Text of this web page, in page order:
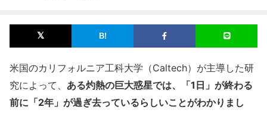
米国のカリフォルニア工科大学（Caltech）が主導した研
究によって、 ある灼熱の巨大惑星では、「1日」が終わる
前に「2年」が過ぎ去っているらしいことがわかりまし